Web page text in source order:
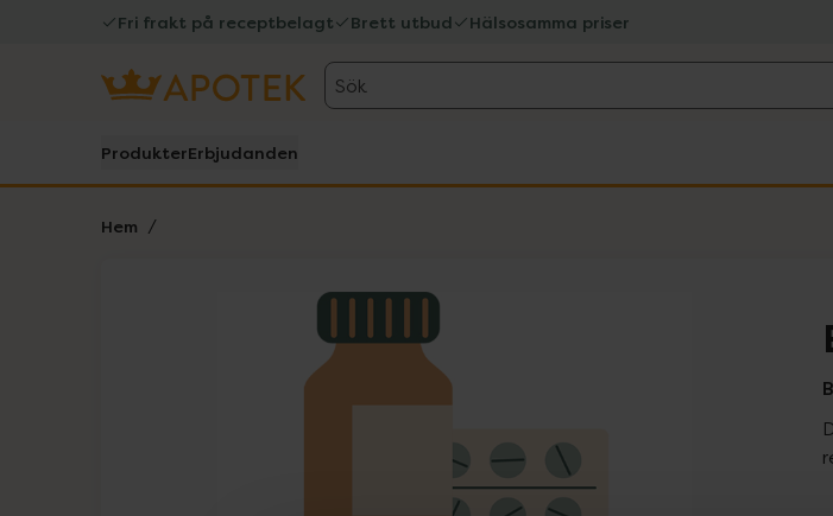
Fri frakt på receptbelagt Brett utbud Hälsosamma priser
Sök
ProdukterErbjudanden
Hem
Lista: . Innehåller 1 objekt.